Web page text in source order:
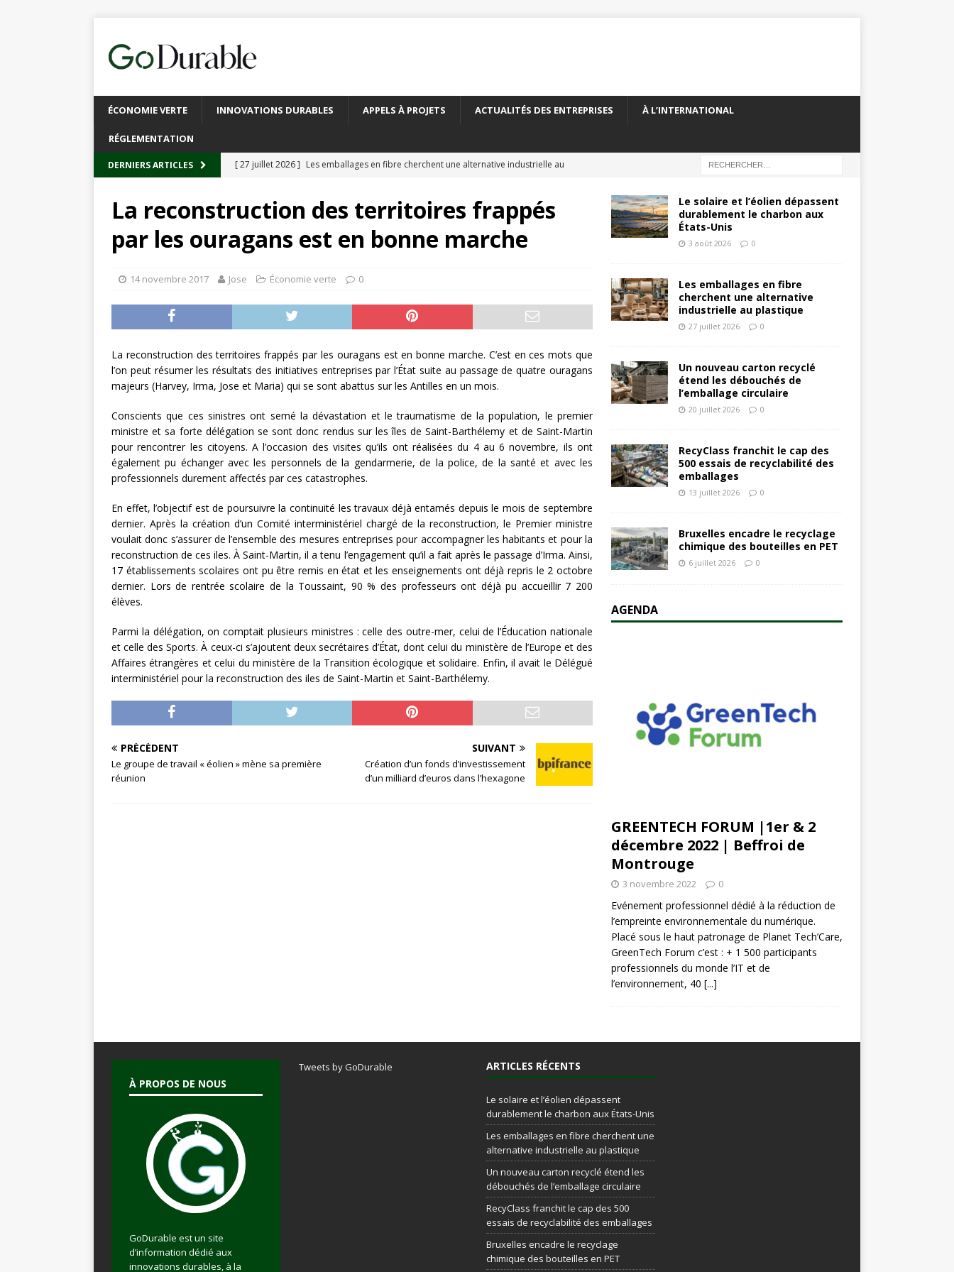
ÉCONOMIE VERTE INNOVATIONS DURABLES APPELS À PROJETS ACTUALITÉS DES ENTREPRISES À L’INTERNATIONAL
RÉGLEMENTATION
DERNIERS ARTICLES [ 27 juillet 2026 ] Les emballages en fibre cherchent une alternative industrielle au
[ 20 juillet 2026 ]
Un nouveau carton recyclé étend les débouchés de l’emballage
circulaire
ACTUALITÉS DES ENTREPRISES
emballages
ACTUALITÉS DES ENTREPRISES
[ 6 juillet 2026 ]
Bruxelles encadre le recyclage chimique des bouteilles en PET
L’INTERNATIONAL
[ 3 août 2026 ]
Le solaire et l’éolien dépassent durablement le charbon aux États-Unis
À L’INTERNATIONAL
La reconstruction des territoires frappés
par les ouragans est en bonne marche
14 novembre 2017 Jose Économie verte 0
La reconstruction des territoires frappés par les ouragans est en bonne marche. C’est en ces mots que
l’on peut résumer les résultats des initiatives entreprises par l’État suite au passage de quatre ouragans
majeurs (Harvey, Irma, Jose et Maria) qui se sont abattus sur les Antilles en un mois.
Conscients que ces sinistres ont semé la dévastation et le traumatisme de la population, le premier
ministre et sa forte délégation se sont donc rendus sur les îles de Saint-Barthélemy et de Saint-Martin
pour rencontrer les citoyens. A l’occasion des visites qu’ils ont réalisées du 4 au 6 novembre, ils ont
également pu échanger avec les personnels de la gendarmerie, de la police, de la santé et avec les
professionnels durement affectés par ces catastrophes.
En effet, l’objectif est de poursuivre la continuité les travaux déjà entamés depuis le mois de septembre
dernier. Après la création d’un Comité interministériel chargé de la reconstruction, le Premier ministre
voulait donc s’assurer de l’ensemble des mesures entreprises pour accompagner les habitants et pour la
reconstruction de ces iles. À Saint-Martin, il a tenu l’engagement qu’il a fait après le passage d’Irma. Ainsi,
17 établissements scolaires ont pu être remis en état et les enseignements ont déjà repris le 2 octobre
dernier. Lors de rentrée scolaire de la Toussaint, 90 % des professeurs ont déjà pu accueillir 7 200
élèves.
Parmi la délégation, on comptait plusieurs ministres : celle des outre-mer, celui de l’Éducation nationale
et celle des Sports. À ceux-ci s’ajoutent deux secrétaires d’État, dont celui du ministère de l’Europe et des
Affaires étrangères et celui du ministère de la Transition écologique et solidaire. Enfin, il avait le Délégué
interministériel pour la reconstruction des iles de Saint-Martin et Saint-Barthélemy.
PRÉCÉDENT
Le groupe de travail « éolien » mène sa première
réunion
SUIVANT
Création d’un fonds d’investissement
d’un milliard d’euros dans l’hexagone
Le solaire et l’éolien dépassent
durablement le charbon aux
États-Unis
3 août 2026 0
Les emballages en fibre
cherchent une alternative
industrielle au plastique
27 juillet 2026 0
Un nouveau carton recyclé
étend les débouchés de
l’emballage circulaire
20 juillet 2026 0
RecyClass franchit le cap des
500 essais de recyclabilité des
emballages
13 juillet 2026 0
Bruxelles encadre le recyclage
chimique des bouteilles en PET
6 juillet 2026 0
AGENDA
GREENTECH FORUM |1er & 2
décembre 2022 | Beffroi de
Montrouge
3 novembre 2022 0
Evénement professionnel dédié à la réduction de
l’empreinte environnementale du numérique.
Placé sous le haut patronage de Planet Tech’Care,
GreenTech Forum c’est : + 1 500 participants
professionnels du monde l’IT et de
l’environnement, 40 [...]
À PROPOS DE NOUS
GoDurable est un site
d’information dédié aux
innovations durables, à la
Tweets by GoDurable ARTICLES RÉCENTS
Le solaire et l’éolien dépassent
durablement le charbon aux États-Unis
Les emballages en fibre cherchent une
alternative industrielle au plastique
Un nouveau carton recyclé étend les
débouchés de l’emballage circulaire
RecyClass franchit le cap des 500
essais de recyclabilité des emballages
Bruxelles encadre le recyclage
chimique des bouteilles en PET